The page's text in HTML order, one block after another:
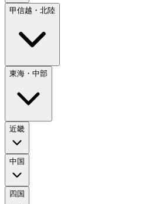
甲信越・北陸
東海・中部
近畿
中国
四国